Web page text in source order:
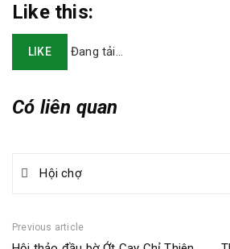
Like this:
LIKE Đang tải...
Có liên quan
Hội chợ
Previous article